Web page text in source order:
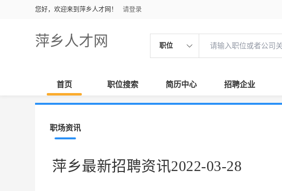
您好，欢迎来到萍乡人才网！ 请登录
萍乡人才网 职位
首页 职位搜索 简历中心 招聘企业
职场资讯
萍乡最新招聘资讯2022-03-28